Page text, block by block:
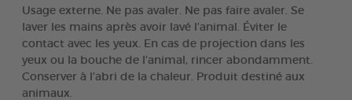
Usage externe. Ne pas avaler. Ne pas faire avaler. Se
laver les mains après avoir lavé l’animal. Éviter le
contact avec les yeux. En cas de projection dans les
yeux ou la bouche de l’animal, rincer abondamment.
Conserver à l’abri de la chaleur. Produit destiné aux
animaux.